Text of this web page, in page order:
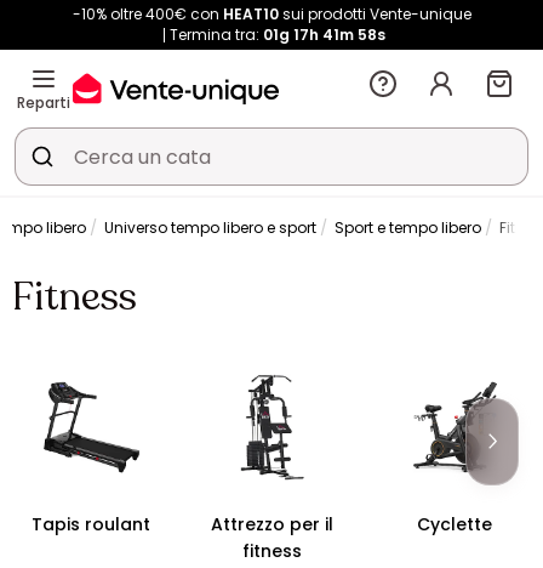
-10% oltre 400€ con HEAT10sui prodotti Vente-unique
Termina tra: 01g 17h 41m 57s
Reparti
libero Universo tempo libero e sport Sport e tempo libero
Fitness
Tapis roulant
Attrezzo per il
fitness
Cyclette